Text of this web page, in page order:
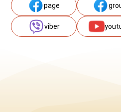
page
viber